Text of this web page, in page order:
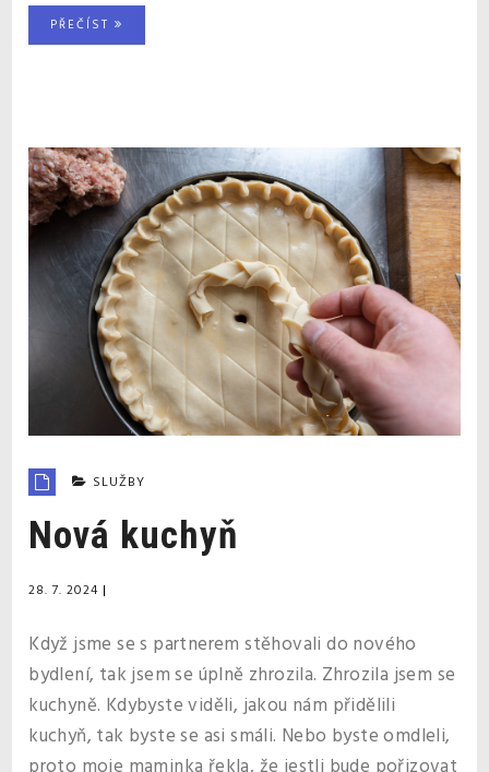
PŘEČÍST
SLUŽBY
Nová kuchyň
28. 7. 2024 |
Když jsme se s partnerem stěhovali do nového
bydlení, tak jsem se úplně zhrozila. Zhrozila jsem se
kuchyně. Kdybyste viděli, jakou nám přidělili
kuchyň, tak byste se asi smáli. Nebo byste omdleli,